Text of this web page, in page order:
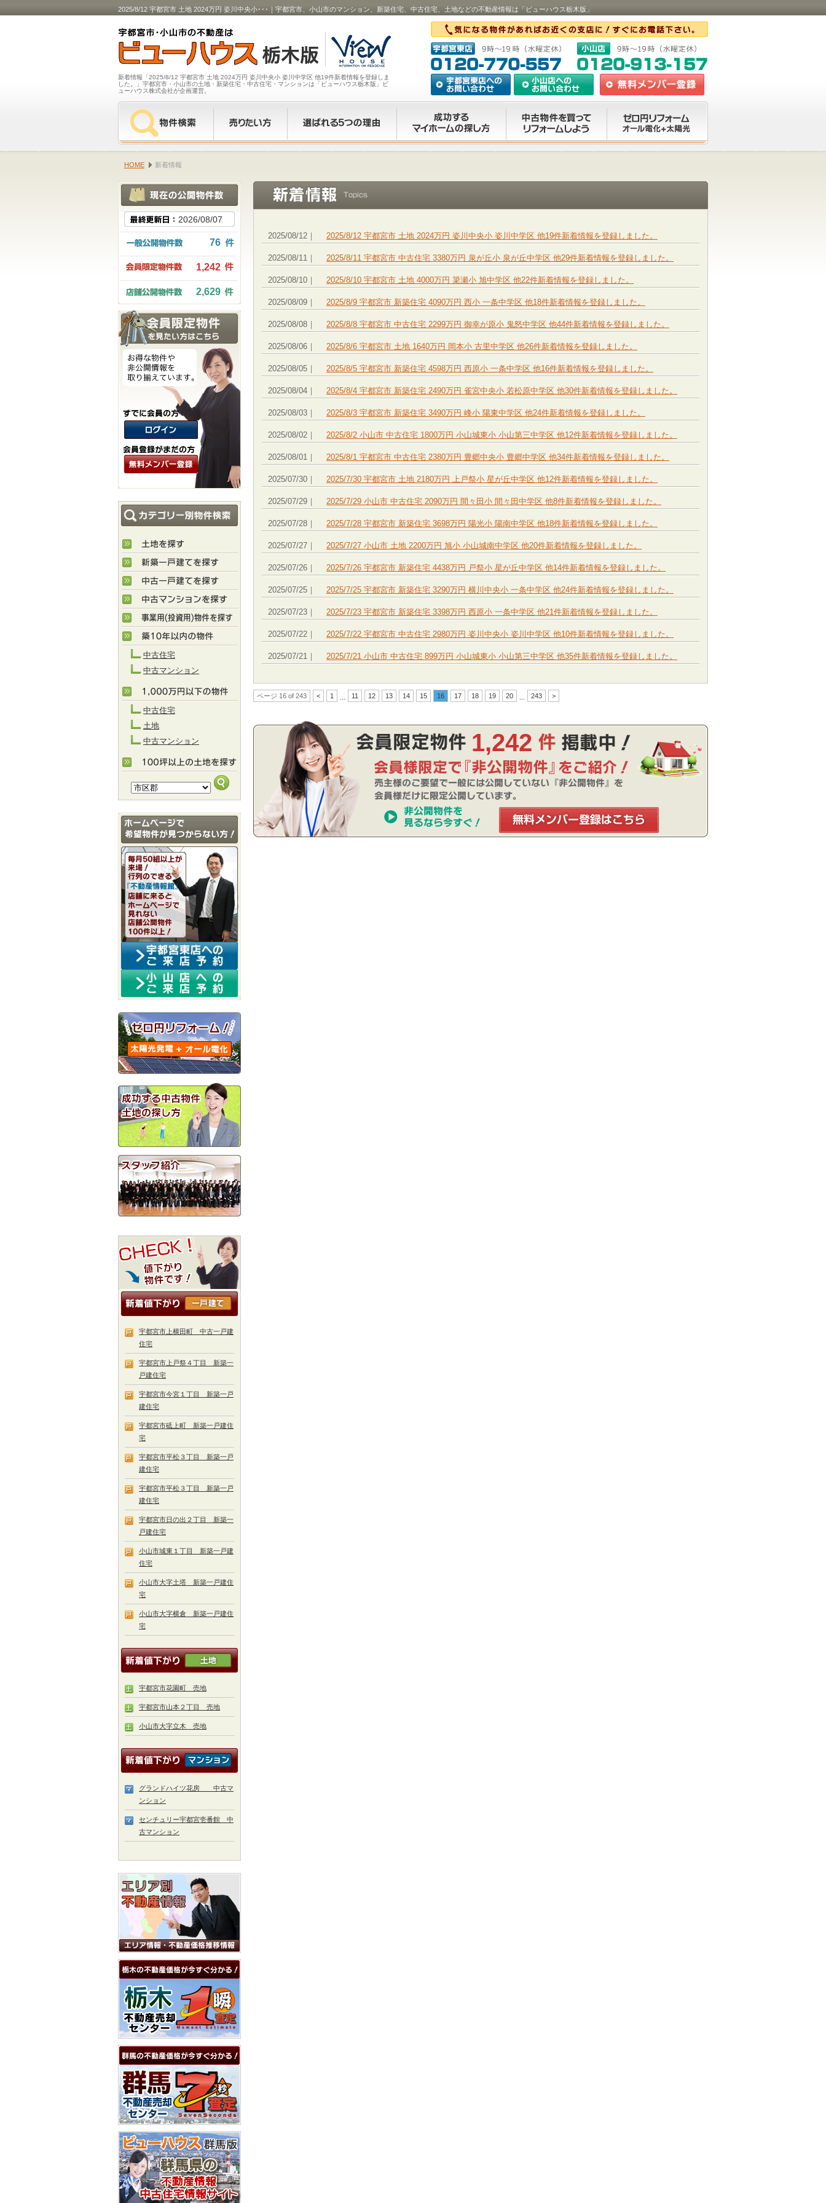
2025/8/12 宇都宮市 土地 2024万円 姿川中央小･･･｜宇都宮市、小山市のマンション、新築住宅、中古住宅、土地などの不動産情報は「ビューハウス栃木版」
新着情報「2025/8/12 宇都宮市 土地 2024万円 姿川中央小 姿川中学区 他19件新着情報を登録しま
した。」宇都宮市・小山市の土地・新築住宅・中古住宅・マンションは「ビューハウス栃木版」ビ
ューハウス株式会社が企画運営。
HOME 新着情報
2025/08/12｜ 2025/8/12 宇都宮市 土地 2024万円 姿川中央小 姿川中学区 他19件新着情報を登録しました。
2025/08/11｜ 2025/8/11 宇都宮市 中古住宅 3380万円 泉が丘小 泉が丘中学区 他29件新着情報を登録しました。
2025/08/10｜ 2025/8/10 宇都宮市 土地 4000万円 簗瀬小 旭中学区 他22件新着情報を登録しました。
2025/08/09｜ 2025/8/9 宇都宮市 新築住宅 4090万円 西小 一条中学区 他18件新着情報を登録しました。
2025/08/08｜ 2025/8/8 宇都宮市 中古住宅 2299万円 御幸が原小 鬼怒中学区 他44件新着情報を登録しました。
2025/08/06｜ 2025/8/6 宇都宮市 土地 1640万円 岡本小 古里中学区 他26件新着情報を登録しました。
2025/08/05｜ 2025/8/5 宇都宮市 新築住宅 4598万円 西原小 一条中学区 他16件新着情報を登録しました。
2025/08/04｜ 2025/8/4 宇都宮市 新築住宅 2490万円 雀宮中央小 若松原中学区 他30件新着情報を登録しました。
2025/08/03｜ 2025/8/3 宇都宮市 新築住宅 3490万円 峰小 陽東中学区 他24件新着情報を登録しました。
2025/08/02｜ 2025/8/2 小山市 中古住宅 1800万円 小山城東小 小山第三中学区 他12件新着情報を登録しました。
2025/08/01｜ 2025/8/1 宇都宮市 中古住宅 2380万円 豊郷中央小 豊郷中学区 他34件新着情報を登録しました。
2025/07/30｜ 2025/7/30 宇都宮市 土地 2180万円 上戸祭小 星が丘中学区 他12件新着情報を登録しました。
2025/07/29｜ 2025/7/29 小山市 中古住宅 2090万円 間々田小 間々田中学区 他8件新着情報を登録しました。
2025/07/28｜ 2025/7/28 宇都宮市 新築住宅 3698万円 陽光小 陽南中学区 他18件新着情報を登録しました。
2025/07/27｜ 2025/7/27 小山市 土地 2200万円 旭小 小山城南中学区 他20件新着情報を登録しました。
2025/07/26｜ 2025/7/26 宇都宮市 新築住宅 4438万円 戸祭小 星が丘中学区 他14件新着情報を登録しました。
2025/07/25｜ 2025/7/25 宇都宮市 新築住宅 3290万円 横川中央小 一条中学区 他24件新着情報を登録しました。
2025/07/23｜ 2025/7/23 宇都宮市 新築住宅 3398万円 西原小 一条中学区 他21件新着情報を登録しました。
2025/07/22｜ 2025/7/22 宇都宮市 中古住宅 2980万円 姿川中央小 姿川中学区 他10件新着情報を登録しました。
2025/07/21｜ 2025/7/21 小山市 中古住宅 899万円 小山城東小 小山第三中学区 他35件新着情報を登録しました。
ページ 16 of 243 < 1 11 12 13 14 15 16 17 18 19 20 243 >
1,242
2026/08/07
76
1,242
2,629
中古住宅
中古マンション
中古住宅
土地
中古マンション
宇都宮市上横田町 中古一戸建
住宅
宇都宮市上戸祭４丁目 新築一
戸建住宅
宇都宮市今宮１丁目 新築一戸
建住宅
宇都宮市砥上町 新築一戸建住
宅
宇都宮市平松３丁目 新築一戸
建住宅
宇都宮市平松３丁目 新築一戸
建住宅
宇都宮市日の出２丁目 新築一
戸建住宅
小山市城東１丁目 新築一戸建
住宅
小山市大字土塔 新築一戸建住
宅
小山市大字横倉 新築一戸建住
宅
宇都宮市花園町 売地
宇都宮市山本２丁目 売地
小山市大字立木 売地
グランドハイツ花房 中古マ
ンション
センチュリー宇都宮壱番館 中
古マンション